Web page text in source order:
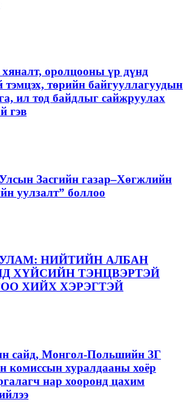
оролцооны үр дүнд
тэмцэх, төрийн байгууллагуудын
ил тод байдлыг сайжруулах
гэв
Засгийн газар–Хөгжлийн
уулзалт” боллоо
НИЙТИЙН АЛБАН
ХҮЙСИЙН ТЭНЦВЭРТЭЙ
ХИЙХ ХЭРЭГТЭЙ
сайд, Монгол-Польшийн ЗГ
комиссын хуралдааны хоёр
нар хооронд цахим